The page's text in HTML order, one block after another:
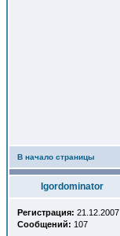
В начало страницы
Igordominator
Регистрация: 21.12.2007
Сообщений: 107